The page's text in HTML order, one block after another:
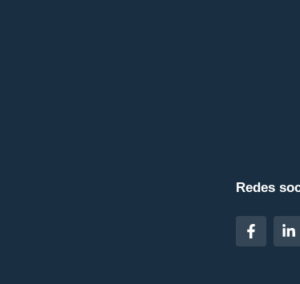
Redes